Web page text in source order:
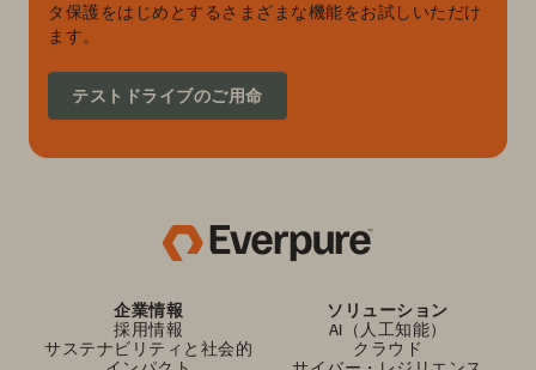
タ保護をはじめとするさまざまな機能をお試しいただけ
ます。
テストドライブのご用命
企業情報
採用情報
サステナビリティと社会的
ソリューション
AI（人工知能）
クラウド